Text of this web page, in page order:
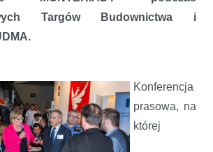
Targów Budownictwa i
Konferencja
prasowa, na
której